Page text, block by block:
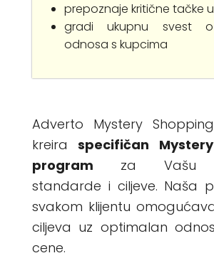
prepoznaje kritične tačke
gradi ukupnu svest
odnosa s kupcima
Adverto Mystery
kreiraspecifičan
program za Vašu
standarde i ciljeve. Naša
svakom klijentu
ciljeva uz optimalan
cene.